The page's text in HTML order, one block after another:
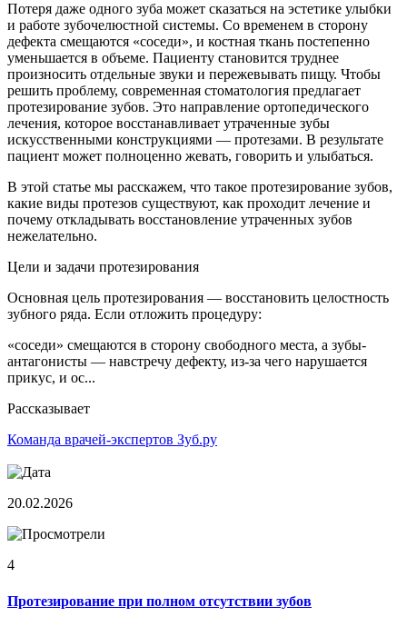
Потеря даже одного зуба может сказаться на эстетике улыбки
и работе зубочелюстной системы. Со временем в сторону
дефекта смещаются «соседи», и костная ткань постепенно
уменьшается в объеме. Пациенту становится труднее
произносить отдельные звуки и пережевывать пищу. Чтобы
решить проблему, современная стоматология предлагает
протезирование зубов. Это направление ортопедического
лечения, которое восстанавливает утраченные зубы
искусственными конструкциями — протезами. В результате
пациент может полноценно жевать, говорить и улыбаться.
В этой статье мы расскажем, что такое протезирование зубов,
какие виды протезов существуют, как проходит лечение и
почему откладывать восстановление утраченных зубов
нежелательно.
Цели и задачи протезирования
Основная цель протезирования — восстановить целостность
зубного ряда. Если отложить процедуру:
«соседи» смещаются в сторону свободного места, а зубы-
антагонисты — навстречу дефекту, из-за чего нарушается
прикус, и ос...
Рассказывает
Команда врачей-экспертов Зуб.ру
20.02.2026
4
Протезирование при полном отсутствии зубов